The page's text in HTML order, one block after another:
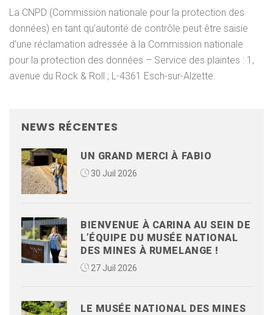
La CNPD (Commission nationale pour la protection des
données) en tant qu’autorité de contrôle peut être saisie
d’une réclamation adressée à la Commission nationale
pour la protection des données – Service des plaintes : 1,
avenue du Rock & Roll ; L-4361 Esch-sur-Alzette.
NEWS RÉCENTES
UN GRAND MERCI À FABIO
30 Juil 2026
BIENVENUE À CARINA AU SEIN DE
L’ÉQUIPE DU MUSÉE NATIONAL
DES MINES À RUMELANGE !
27 Juil 2026
LE MUSÉE NATIONAL DES MINES